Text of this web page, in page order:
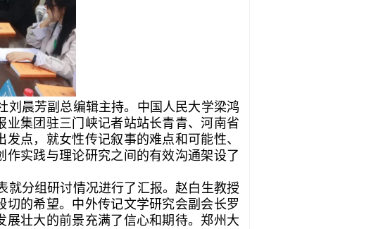
刘晨芳副总编辑主持。中国人民大学梁鸿
集团驻三门峡记者站站长青青、河南省
点，就女性传记叙事的难点和可能性、
实践与理论研究之间的有效沟通架设了
就分组研讨情况进行了汇报。赵白生教授
的希望。中外传记文学研究会副会长罗
壮大的前景充满了信心和期待。郑州大